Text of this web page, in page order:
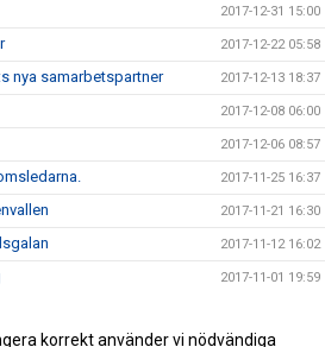
2017-12-31 15:00
2017-12-22 05:58
nya samarbetspartner 2017-12-13 18:37
2017-12-08 06:00
2017-12-06 08:57
2017-11-25 16:37
2017-11-21 16:30
2017-11-12 16:02
2017-11-01 19:59
korrekt använder vi nödvändiga